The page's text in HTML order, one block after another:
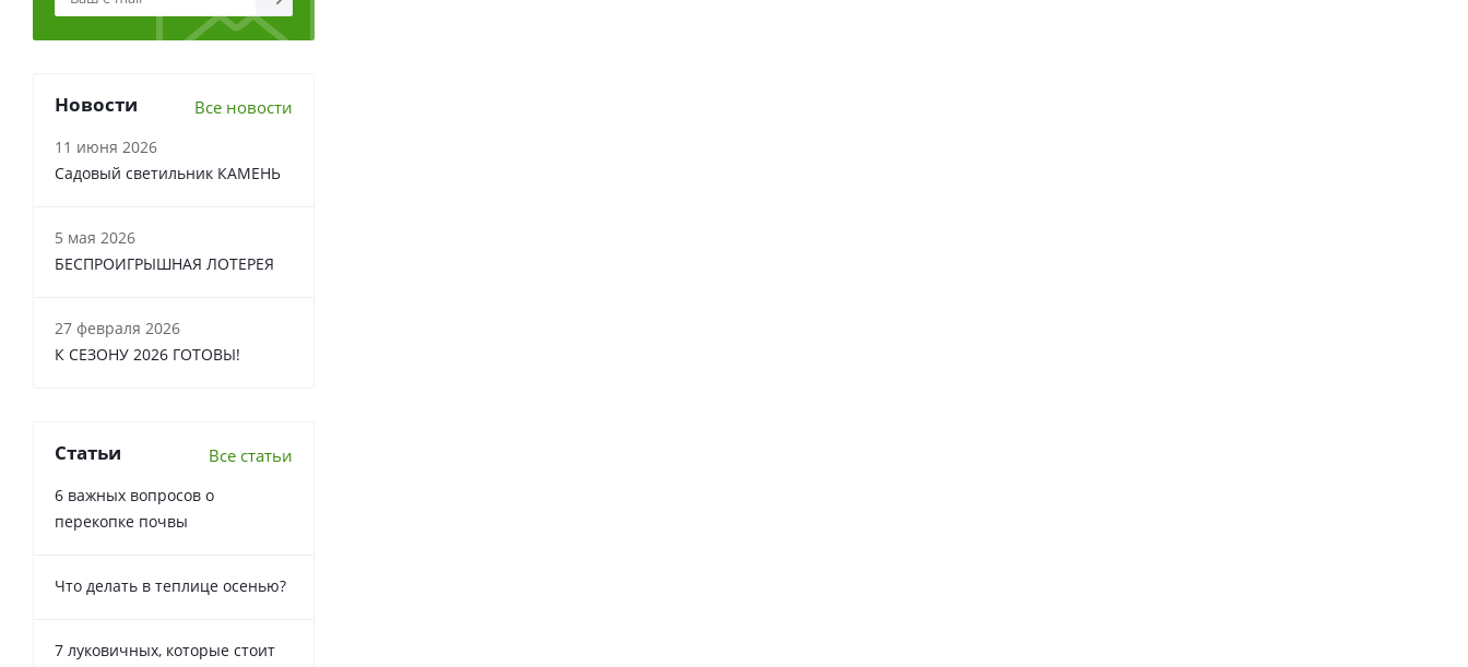
Новости Все новости
11 июня 2026
Садовый светильник КАМЕНЬ
5 мая 2026
БЕСПРОИГРЫШНАЯ ЛОТЕРЕЯ
27 февраля 2026
К СЕЗОНУ 2026 ГОТОВЫ!
Статьи Все статьи
6 важных вопросов о
перекопке почвы
Что делать в теплице осенью?
7 луковичных, которые стоит